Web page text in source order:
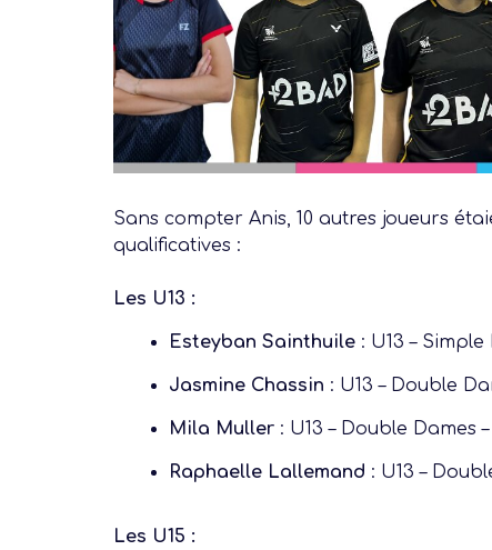
Sans compter Anis, 10 autres joueurs
qualificatives :
Les U13 :
Esteyban Sainthuile : U13 –
Jasmine Chassin : U13 – Double
Mila Muller : U13 – Double Dames
Raphaelle Lallemand : U13 –
Les U15 :